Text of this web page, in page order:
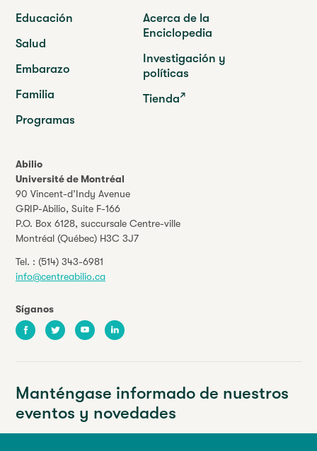
Abilio
Université de Montréal
90 Vincent-d’Indy Avenue
GRIP-Abilio, Suite F-166
P.O. Box 6128, succursale Centre-ville
Montréal (Québec) H3C 3J7
Tel. : (514) 343-6981
info@centreabilio.ca
Síganos
FacebookTwitter YoutubeLinkedIn
Educación
Salud
Embarazo
Familia
Programas
Acerca de la
Enciclopedia
Investigación y
políticas
Tienda
Manténgase informado de nuestros
eventos y novedades